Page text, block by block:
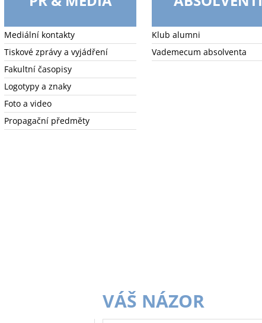
Mediální kontakty
Tiskové zprávy a vyjádření
Fakultní časopisy
Logotypy a znaky
Foto a video
Propagační předměty
Klub alumni
Vademecum absolventa
VÁŠ NÁZOR